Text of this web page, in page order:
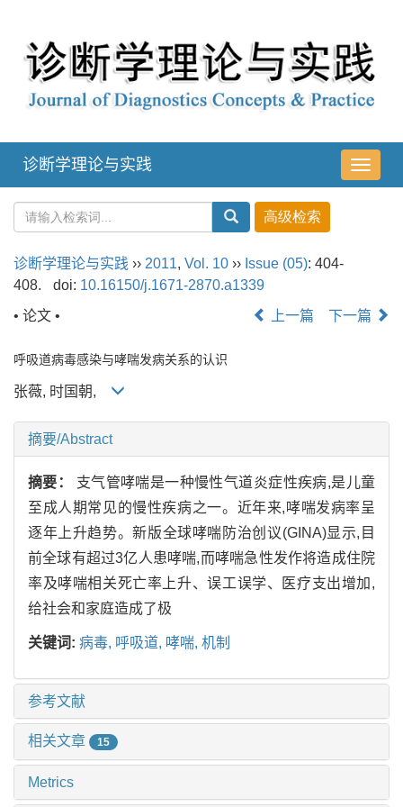
导
航
诊断学理论与实践
诊断学理论与实践 ›› 2011, Vol. 10 ›› Issue (05): 404-
408.
doi: 10.16150/j.1671-2870.a1339
• 论文 •
上一篇 下一篇
呼吸道病毒感染与哮喘发病关系的认识
张薇, 时国朝,
摘要/Abstract
摘要： 支气管哮喘是一种慢性气道炎症性疾病,是儿童
至成人期常见的慢性疾病之一。近年来,哮喘发病率呈
逐年上升趋势。新版全球哮喘防治创议(GINA)显示,目
前全球有超过3亿人患哮喘,而哮喘急性发作将造成住院
率及哮喘相关死亡率上升、误工误学、医疗支出增加,
给社会和家庭造成了极
关键词: 病毒, 呼吸道, 哮喘, 机制
参考文献
相关文章 15
Metrics